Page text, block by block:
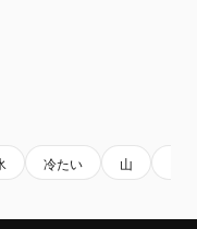
冷たい 山